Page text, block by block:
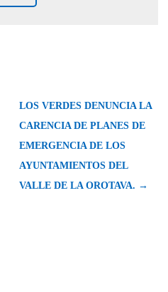
LOS VERDES DENUNCIA LA
CARENCIA DE PLANES DE
EMERGENCIA DE LOS
AYUNTAMIENTOS DEL
VALLE DE LA OROTAVA. →